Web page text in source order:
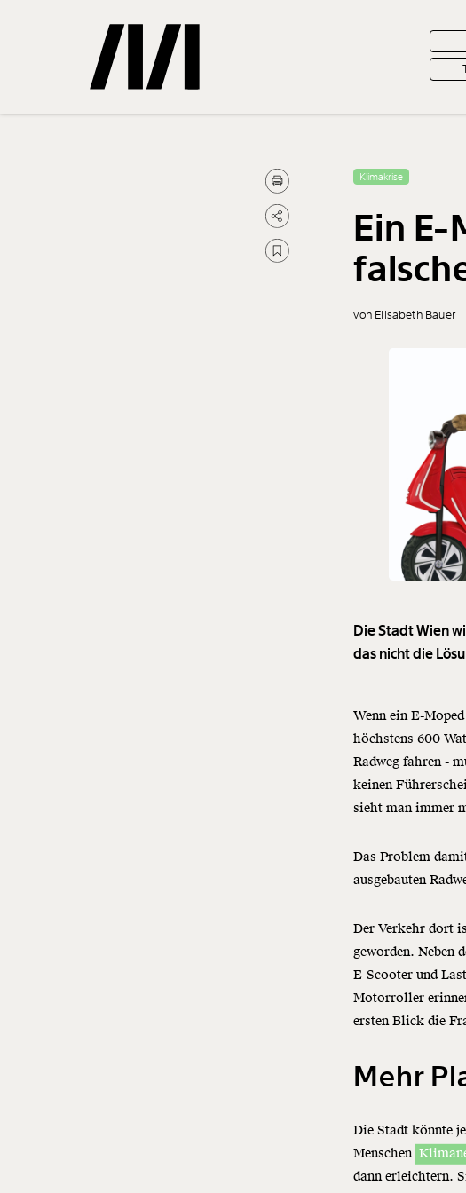
Gemerkte
Treffer
Klimakrise
Ein
von Elisabeth Bauer
Die Stadt Wien
das nicht die
Wenn ein E-
höchstens 600
Radweg fahren -
keinen
sieht man immer
Das Problem
ausgebauten
Der Verkehr dort
geworden. Neben
E-Scooter und
Motorroller
ersten Blick die
Mehr
Die Stadt könnte
Menschen
dann erleichtern.